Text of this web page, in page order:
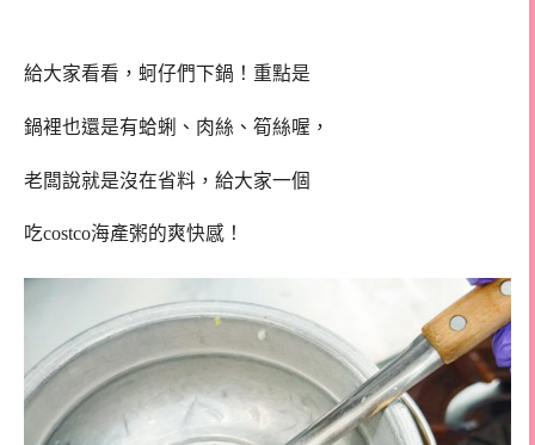
給大家看看，蚵仔們下鍋！重點是
鍋裡也還是有蛤蜊、肉絲、筍絲喔，
老闆說就是沒在省料，給大家一個
吃costco海產粥的爽快感！